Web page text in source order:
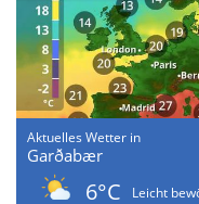
Aktuelles Wetter in
Garðabær
6°C
Leicht